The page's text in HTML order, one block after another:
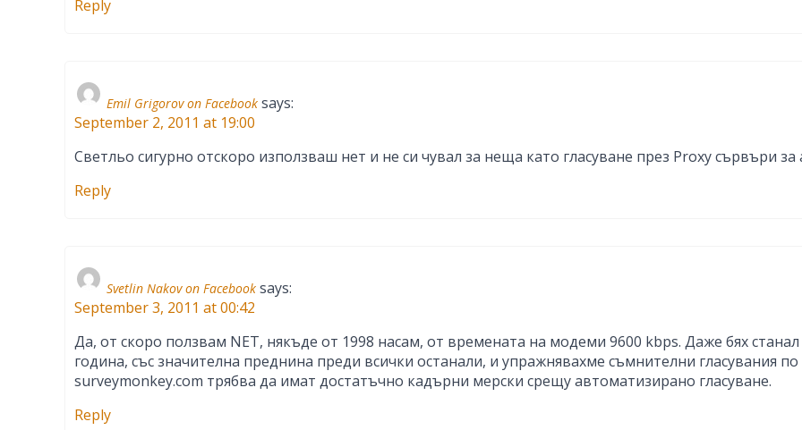
Reply
Emil Grigorov on Facebook says:
September 2, 2011 at 19:00
Светльо сигурно отскоро използваш нет и не си чувал за неща като гласуване през Proxy сървъри
Reply
Svetlin Nakov on Facebook says:
September 3, 2011 at 00:42
Да, от скоро ползвам NET, някъде от 1998 насам, от времената на модеми 9600 kbps. Даже бях
година, със значителна преднина преди всички останали, и упражнявахме съмнителни гласувания
surveymonkey.com трябва да имат достатъчно кадърни мерски срещу автоматизирано гласуване.
Reply